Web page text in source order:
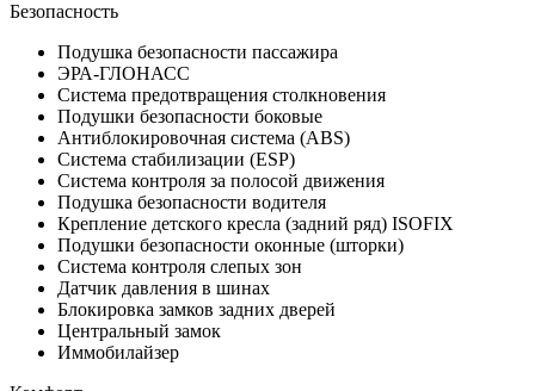
Безопасность
Подушка безопасности пассажира
ЭРА-ГЛОНАСС
Система предотвращения столкновения
Подушки безопасности боковые
Антиблокировочная система (ABS)
Система стабилизации (ESP)
Система контроля за полосой движения
Подушка безопасности водителя
Крепление детского кресла (задний ряд) ISOFIX
Подушки безопасности оконные (шторки)
Система контроля слепых зон
Датчик давления в шинах
Блокировка замков задних дверей
Центральный замок
Иммобилайзер